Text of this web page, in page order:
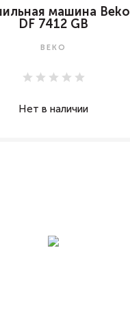
машина Beko
DF 7412 GB
BEKO
Нет в наличии